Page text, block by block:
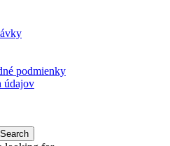
podmienky
údajov
Search